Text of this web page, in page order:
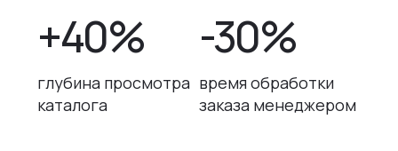
+40%
глубина просмотра
каталога
-30%
время обработки
заказа менеджером